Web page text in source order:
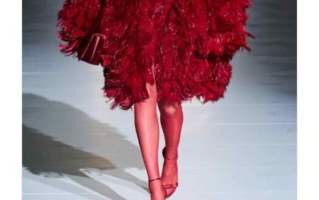
Best of FW Milano fall 2023